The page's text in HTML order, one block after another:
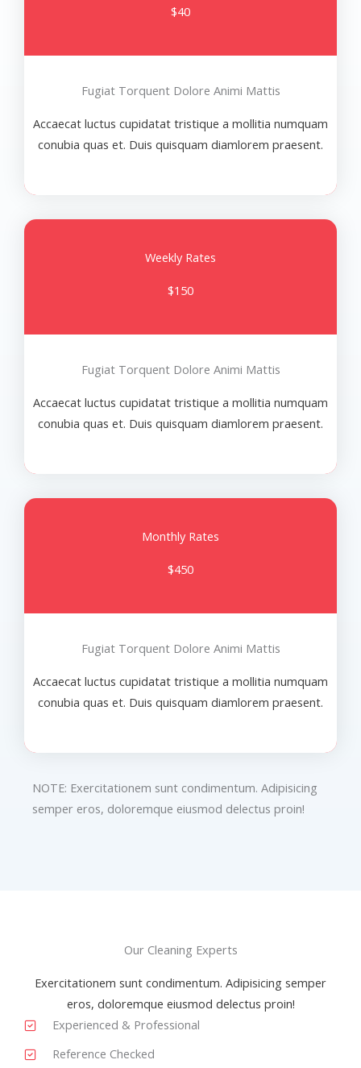
$40
Fugiat Torquent Dolore Animi Mattis
Accaecat luctus cupidatat tristique a mollitia numquam
conubia quas et. Duis quisquam diamlorem praesent.
Weekly Rates
$150
Fugiat Torquent Dolore Animi Mattis
Accaecat luctus cupidatat tristique a mollitia numquam
conubia quas et. Duis quisquam diamlorem praesent.
Monthly Rates
$450
Fugiat Torquent Dolore Animi Mattis
Accaecat luctus cupidatat tristique a mollitia numquam
conubia quas et. Duis quisquam diamlorem praesent.
NOTE: Exercitationem sunt condimentum. Adipisicing
semper eros, doloremque eiusmod delectus proin!
Our Cleaning Experts
Exercitationem sunt condimentum. Adipisicing semper
eros, doloremque eiusmod delectus proin!
Experienced & Professional
Reference Checked